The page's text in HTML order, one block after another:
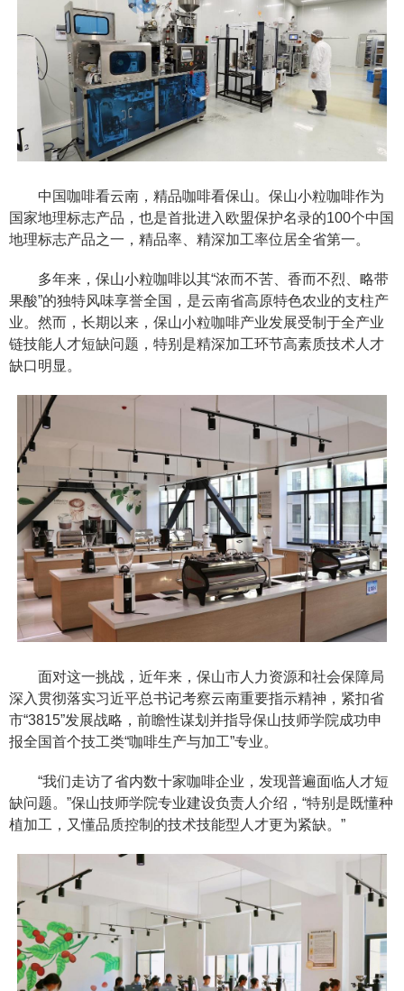
中国咖啡看云南，精品咖啡看保山。保山小粒咖啡作为
国家地理标志产品，也是首批进入欧盟保护名录的100个中国
地理标志产品之一，精品率、精深加工率位居全省第一。
多年来，保山小粒咖啡以其“浓而不苦、香而不烈、略带
果酸”的独特风味享誉全国，是云南省高原特色农业的支柱产
业。然而，长期以来，保山小粒咖啡产业发展受制于全产业
链技能人才短缺问题，特别是精深加工环节高素质技术人才
缺口明显。
面对这一挑战，近年来，保山市人力资源和社会保障局
深入贯彻落实习近平总书记考察云南重要指示精神，紧扣省
市“3815”发展战略，前瞻性谋划并指导保山技师学院成功申
报全国首个技工类“咖啡生产与加工”专业。
“我们走访了省内数十家咖啡企业，发现普遍面临人才短
缺问题。”保山技师学院专业建设负责人介绍，“特别是既懂种
植加工，又懂品质控制的技术技能型人才更为紧缺。”